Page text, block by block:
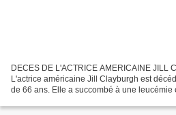
DECES DE L'ACTRICE AMERICAINE JILL
L'actrice américaine Jill Clayburgh est
de 66 ans. Elle a succombé à une leucémie